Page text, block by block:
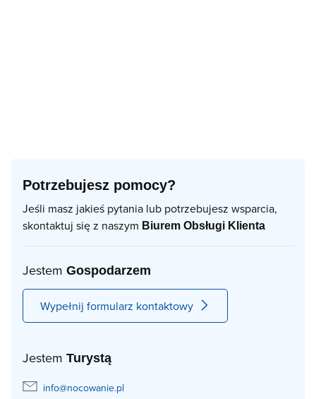
Potrzebujesz pomocy?
Jeśli masz jakieś pytania lub potrzebujesz wsparcia,
skontaktuj się z naszym Biurem Obsługi Klienta
Jestem Gospodarzem
Wypełnij formularz kontaktowy
Jestem Turystą
info@nocowanie.pl